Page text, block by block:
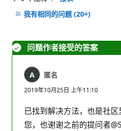
无
注
我有相同的问题 (20+)
问题作者接受的答案
匿名
2019年10月25日 上午11:10
已找到解决方法，也是社
您，也谢谢之前的提问者